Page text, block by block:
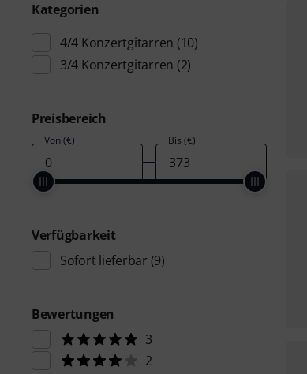
Kategorien
4/4 Konzertgitarren (10)
3/4 Konzertgitarren (2)
Preisbereich
Von (€) Bis (€)
Verfügbarkeit
Sofort lieferbar (9)
Bewertungen
3
2